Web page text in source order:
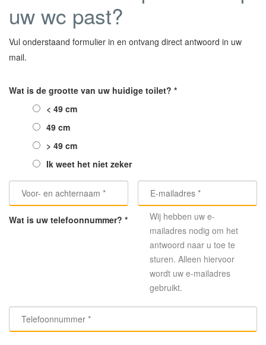
uw wc past?
Vul onderstaand formulier in en ontvang direct antwoord in uw
mail.
Wat is de grootte van uw huidige toilet? *
< 49 cm
49 cm
> 49 cm
Ik weet het niet zeker
Wij hebben uw e-
mailadres nodig om het
antwoord naar u toe te
sturen. Alleen hiervoor
wordt uw e-mailadres
gebruikt.
Wat is uw telefoonnummer? *